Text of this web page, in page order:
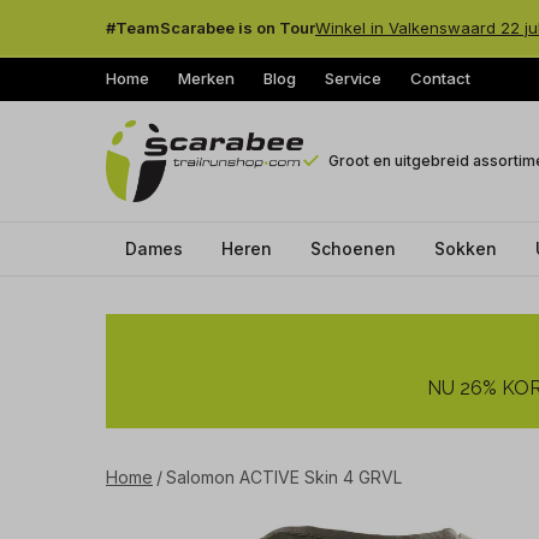
#TeamScarabee is on TourWinkel in Valkenswaard 22
Home Merken Blog Service Contact
Groot en uitgebreid
Dames Heren Schoenen Sokken
Salomon
Skin
NU 26%
Home Salomon ACTIVE Skin 4 GRVL